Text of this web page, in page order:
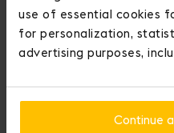
use of essential cookies
for personalization,
advertising purposes,
Continue